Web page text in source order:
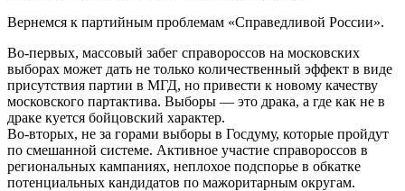
Вернемся к партийным проблемам «Справедливой России».
Во-первых, массовый забег справороссов на московских
выборах может дать не только количественный эффект в виде
присутствия партии в МГД, но привести к новому качеству
московского партактива. Выборы — это драка, а где как не в
драке куется бойцовский характер.
Во-вторых, не за горами выборы в Госдуму, которые пройдут
по смешанной системе. Активное участие справороссов в
региональных кампаниях, неплохое подспорье в обкатке
потенциальных кандидатов по мажоритарным округам.